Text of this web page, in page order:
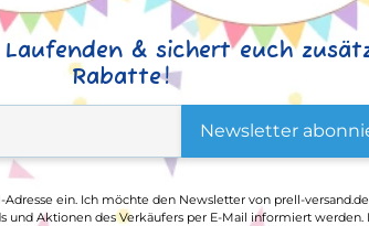
& sichert euch
Rabatte!
Newsletter
ein. Ich möchte den Newsletter von prell-
und Aktionen des Verkäufers per E-Mail informiert werden.